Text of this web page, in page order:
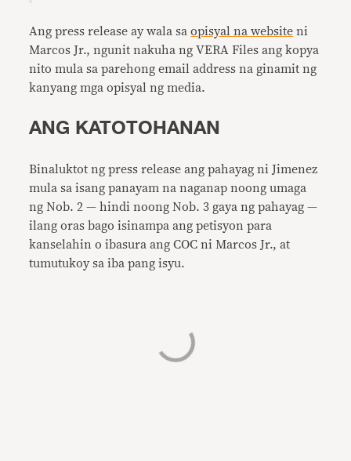
Ang press release ay wala saopisyal na website ni
Marcos Jr., ngunit nakuha ng VERA Files ang kopya
nito mula sa parehong email address na ginamit ng
kanyang mga opisyal ng media.
ANG KATOTOHANAN
Binaluktot ng press release ang pahayag ni Jimenez
mula sa isang panayam na naganap noong umaga
ng Nob. 2 — hindi noong Nob. 3 gaya ng pahayag —
ilang oras bago isinampa ang petisyon para
kanselahin o ibasura ang COC ni Marcos Jr., at
tumutukoy sa iba pang isyu.